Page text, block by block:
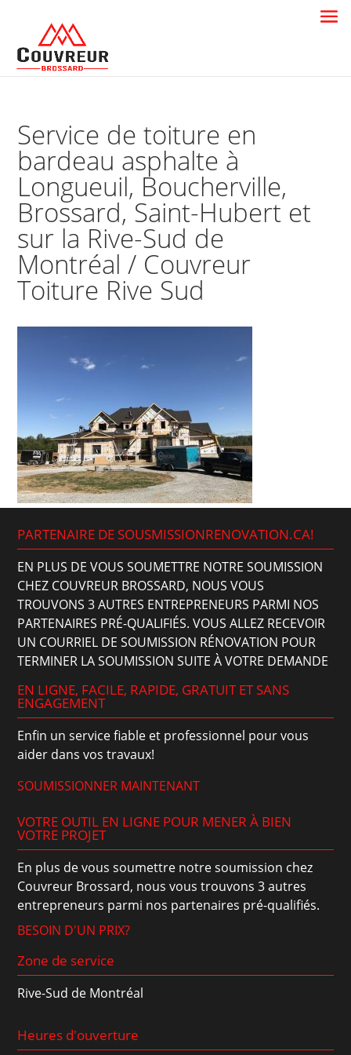
Service de toiture en
bardeau asphalte à
Longueuil, Boucherville,
Brossard, Saint-Hubert et
sur la Rive-Sud de
Montréal / Couvreur
Toiture Rive Sud
PARTENAIRE DE SOUSMISSIONRENOVATION.CA!
EN PLUS DE VOUS SOUMETTRE NOTRE SOUMISSION
CHEZ COUVREUR BROSSARD, NOUS VOUS
TROUVONS 3 AUTRES ENTREPRENEURS PARMI NOS
PARTENAIRES PRÉ-QUALIFIÉS. VOUS ALLEZ RECEVOIR
UN COURRIEL DE SOUMISSION RÉNOVATION POUR
TERMINER LA SOUMISSION SUITE À VOTRE DEMANDE
EN LIGNE, FACILE, RAPIDE, GRATUIT ET SANS
ENGAGEMENT
Enfin un service fiable et professionnel pour vous
aider dans vos travaux!
SOUMISSIONNER MAINTENANT
VOTRE OUTIL EN LIGNE POUR MENER À BIEN
VOTRE PROJET
En plus de vous soumettre notre soumission chez
Couvreur Brossard, nous vous trouvons 3 autres
entrepreneurs parmi nos partenaires pré-qualifiés.
BESOIN D'UN PRIX?
Zone de service
Rive-Sud de Montréal
Heures d'ouverture